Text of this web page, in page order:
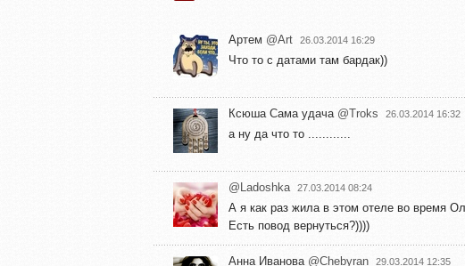
Артем @Art 26.03.2014 16:29
Что то с датами там бардак))
Ксюша Сама удача @Troks 26.03.2014 16:32
а ну да что то ............
@Ladoshka 27.03.2014 08:24
А я как раз жила в этом отеле во время
Есть повод вернуться?))))
Анна Иванова @Chebyran 29.03.2014 12:35